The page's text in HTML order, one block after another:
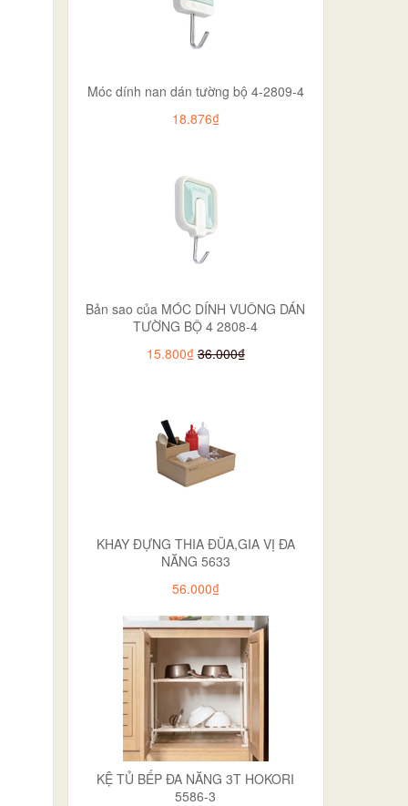
Móc dính nan dán tường bộ 4-2809-4
18.876₫
Bản sao của MÓC DÍNH VUÔNG DÁN
TƯỜNG BỘ 4 2808-4
15.800₫ 36.000₫
KHAY ĐỰNG THIA ĐŨA,GIA VỊ ĐA
NĂNG 5633
56.000₫
KỆ TỦ BẾP ĐA NĂNG 3T HOKORI
5586-3